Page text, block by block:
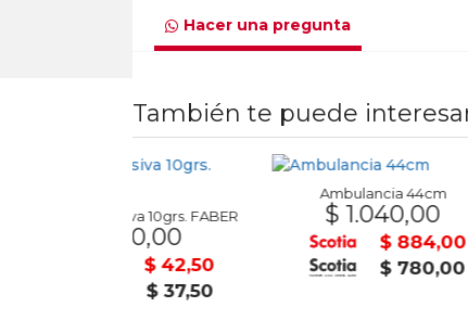
Hacer una pregunta
También te puede
Ambulancia 44cm
$ 1.040,00
$ 884,00
$ 780,00
TONER